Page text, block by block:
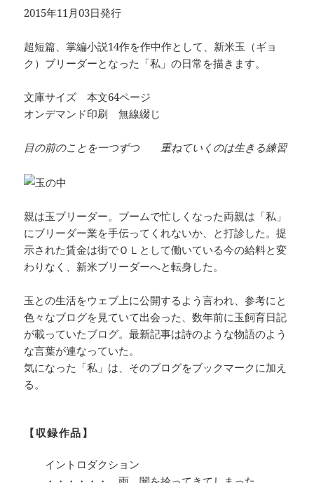
2015年11月03日発行
超短篇、掌編小説14作を作中作として、新米玉（ギョ
ク）ブリーダーとなった「私」の日常を描きます。
文庫サイズ 本文64ページ
オンデマンド印刷 無線綴じ
目の前のことを一つずつ 重ねていくのは生きる練習
親は玉ブリーダー。ブームで忙しくなった両親は「私」
にブリーダー業を手伝ってくれないか、と打診した。提
示された賃金は街でＯＬとして働いている今の給料と変
わりなく、新米ブリーダーへと転身した。
玉との生活をウェブ上に公開するよう言われ、参考にと
色々なブログを見ていて出会った、数年前に玉飼育日記
が載っていたブログ。最新記事は詩のような物語のよう
な言葉が連なっていた。
気になった「私」は、そのブログをブックマークに加え
る。
【収録作品】
イントロダクション